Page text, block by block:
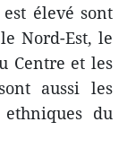
élevé sont
Nord-Est, le
Centre et les
aussi les
du